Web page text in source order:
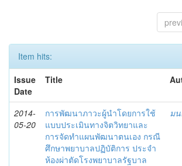
Item hits:
Issue
Date
Title
2014-
05-20
การพัฒนาภาวะผู้นำโดยการใช้
แบบประเมินทางจิตวิทยาและ
การจัดทำแผนพัฒนาตนเอง กรณี
ศึกษาพยาบาลปฏิบัติการ ประจำ
ห้องผ่าตัดโรงพยาบาลรัฐบาล
ม